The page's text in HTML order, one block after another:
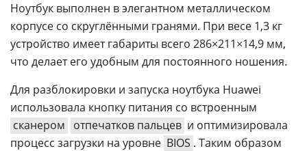
Ноутбук выполнен в элегантном металлическом
корпусе со скруглёнными гранями. При весе 1,3 кг
устройство имеет габариты всего 286×211×14,9 мм,
что делает его удобным для постоянного ношения.
Для разблокировки и запуска ноутбука Huawei
использовала кнопку питания со встроенным
сканером
отпечатков пальцев и оптимизировала
процесс загрузки на уровне BIOS . Таким образом